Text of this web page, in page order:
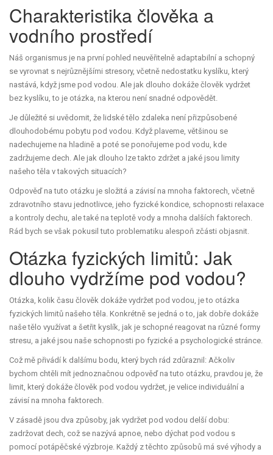
Charakteristika člověka a
vodního prostředí
Náš organismus je na první pohled neuvěřitelně adaptabilní a schopný
se vyrovnat s nejrůznějšími stresory, včetně nedostatku kyslíku, který
nastává, když jsme pod vodou. Ale jak dlouho dokáže člověk vydržet
bez kyslíku, to je otázka, na kterou není snadné odpovědět.
Je důležité si uvědomit, že lidské tělo zdaleka není přizpůsobené
dlouhodobému pobytu pod vodou. Když plaveme, většinou se
nadechujeme na hladině a poté se ponořujeme pod vodu, kde
zadržujeme dech. Ale jak dlouho lze takto zdržet a jaké jsou limity
našeho těla v takových situacích?
Odpověď na tuto otázku je složitá a závisí na mnoha faktorech, včetně
zdravotního stavu jednotlivce, jeho fyzické kondice, schopnosti relaxace
a kontroly dechu, ale také na teplotě vody a mnoha dalších faktorech.
Rád bych se však pokusil tuto problematiku alespoň zčásti objasnit.
Otázka fyzických limitů: Jak
dlouho vydržíme pod vodou?
Otázka, kolik času člověk dokáže vydržet pod vodou, je to otázka
fyzických limitů našeho těla. Konkrétně se jedná o to, jak dobře dokáže
naše tělo využívat a šetřit kyslík, jak je schopné reagovat na různé formy
stresu, a jaké jsou naše schopnosti po fyzické a psychologické stránce.
Což mě přivádí k dalšímu bodu, který bych rád zdůraznil: Ačkoliv
bychom chtěli mít jednoznačnou odpověď na tuto otázku, pravdou je, že
limit, který dokáže člověk pod vodou vydržet, je velice individuální a
závisí na mnoha faktorech.
V zásadě jsou dva způsoby, jak vydržet pod vodou delší dobu:
zadržovat dech, což se nazývá apnoe, nebo dýchat pod vodou s
pomocí potápěčské výzbroje. Každý z těchto způsobů má své výhody a